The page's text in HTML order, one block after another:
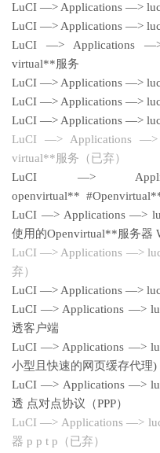
LuCI —> Applications —>
LuCI —> Applications —>
LuCI —> Applications —>
virtual**服务
LuCI —> Applications —>
LuCI —> Applications —>
LuCI —> Applications —>
LuCI —> Applications —>
virtual**服务（已弃）
LuCI —>
openvirtual**
LuCI —> Applications —>
使用的Openvirtual**服务器
LuCI —> Applications —>
弃）
LuCI —> Applications —>
LuCI —> Applications —>
透客户端
LuCI —> Applications —>
小型且快速的网页缓存代理)
LuCI —> Applications —>
透 点对点协议（PPP）
LuCI —> Applications —>
器 p p t p（已弃）